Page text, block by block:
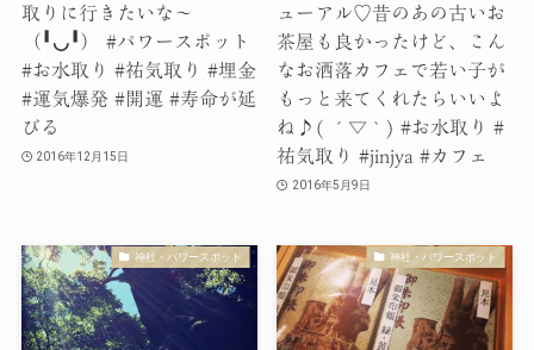
取りに行きたいな〜
（╹◡╹） #パワースポット
#お水取り #祐気取り #埋金
#運気爆発 #開運 #寿命が延
びる
2016年12月15日
ューアル♡昔のあの古いお
茶屋も良かったけど、こん
なお洒落カフェで若い子が
もっと来てくれたらいいよ
ね♪( ´▽｀) #お水取り #
祐気取り #jinjya #カフェ
2016年5月9日
神社・パワースポット 神社・パワースポット